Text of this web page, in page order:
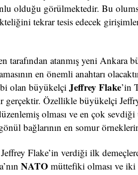
olduğu görülmektedir. Bu
tekrar tesis edecek
tarafından atanmış yeni
en önemli anahtarı
olan büyükelçi Jeffrey Flake’in
gerçektir. Özellikle büyükelçi
olması ve en çok
bağlarının en somur
Flake’in verdiği ilk
NATO müttefiki olması ve